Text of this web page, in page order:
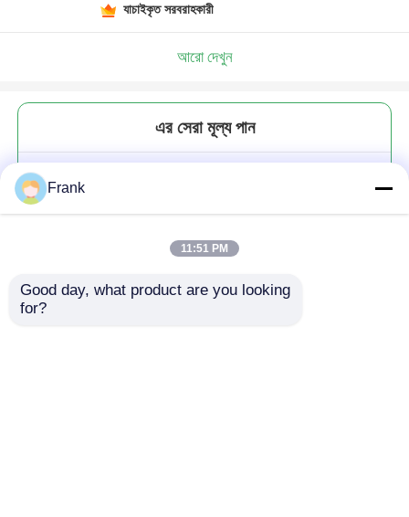
যাচাইকৃত সরবরাহকারী
আরো দেখুন
এর সেরা মূল্য পান
Frank
11:51 PM
Good day, what product are you looking
for?